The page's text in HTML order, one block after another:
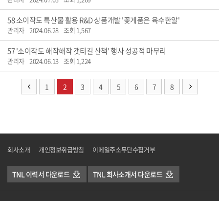
58소이작도 특산물 활용 R&D 상품개발 '꽃게품은 육수한알'
관리자 2024.06.28 조회 1,567
57'소이작도 해작해작 갯티길 산책' 행사 성공적 마무리
관리자 2024.06.13 조회 1,224
1 2 3 4 5 6 7 8
회사소개 개인정보취급방침 이메일주소무단수집거부
TNL 이력서 다운로드 TNL 회사소개서 다운로드